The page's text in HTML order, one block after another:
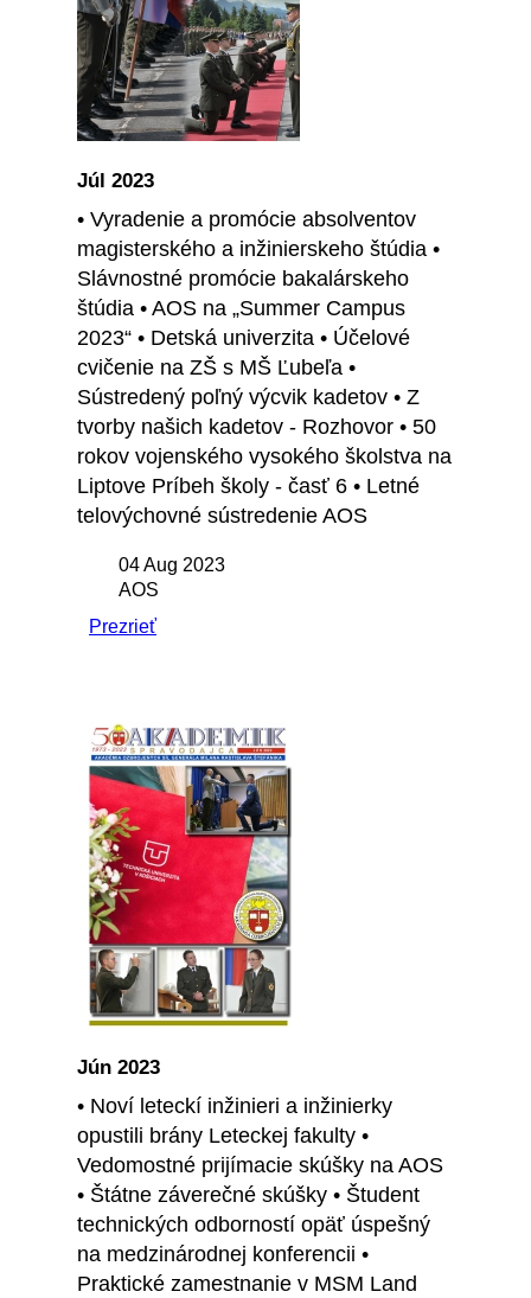
Júl 2023
• Vyradenie a promócie absolventov
magisterského a inžinierskeho štúdia •
Slávnostné promócie bakalárskeho
štúdia • AOS na „Summer Campus
2023“ • Detská univerzita • Účelové
cvičenie na ZŠ s MŠ Ľubeľa •
Sústredený poľný výcvik kadetov • Z
tvorby našich kadetov - Rozhovor • 50
rokov vojenského vysokého školstva na
Liptove Príbeh školy - časť 6 • Letné
telovýchovné sústredenie AOS
04 Aug 2023
AOS
Prezrieť
Jún 2023
• Noví leteckí inžinieri a inžinierky
opustili brány Leteckej fakulty •
Vedomostné prijímacie skúšky na AOS
• Štátne záverečné skúšky • Študent
technických odborností opäť úspešný
na medzinárodnej konferencii •
Praktické zamestnanie v MSM Land